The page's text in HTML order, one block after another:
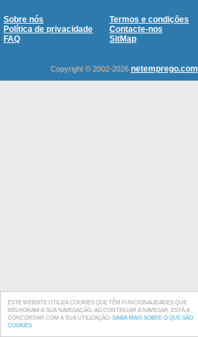
ESTE WEBSITE UTILIZA COOKIES QUE TÊM FUNCIONALIDADES QUE
MELHORAM A SUA NAVEGAÇÃO. AO CONTINUAR A NAVEGAR, ESTÁ A
CONCORDAR COM A SUA UTILIZAÇÃO. SAIBA MAIS SOBRE O QUE SÃO
COOKIES
Sobre nós
Termos e condições
Política de privacidade
Contacte-nos
FAQ
SitMap
Copyright © 2002-2026 netemprego.com